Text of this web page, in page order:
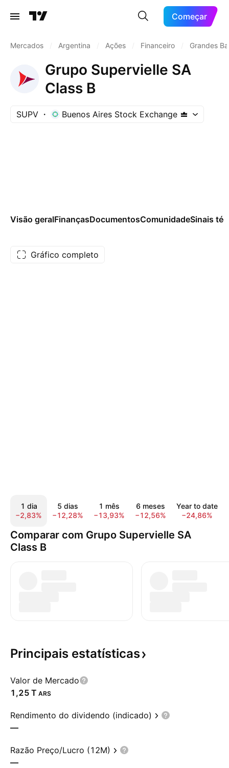
Começar
Mercados Argentina Ações Financeiro Grandes
Grupo Supervielle SA
Class B
SUPV Buenos Aires Stock Exchange
Visão geralFinançasDocumentosComunidadeSinais
Gráfico completo
1 dia
−2,83%
5 dias
−12,28%
1 mês
−13,93%
6 meses
−12,56%
Year to date
−24,86%
Comparar com Grupo Supervielle SA
Class B
Principais estatísticas
Valor de Mercado
‪1,25 T‬ ARS
Rendimento do dividendo (indicado)
—
Razão Preço/Lucro (12M)
—